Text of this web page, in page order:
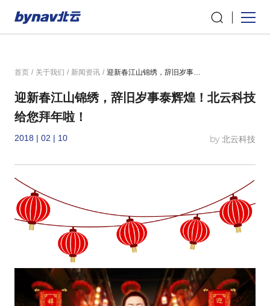
首页 / 关于我们 / 新闻资讯 / 迎新春江山锦绣，辞旧岁事泰辉煌！北云科技给您拜年啦！
迎新春江山锦绣，辞旧岁事泰辉煌！北云科技
给您拜年啦！
2018 | 02 | 10 by 北云科技